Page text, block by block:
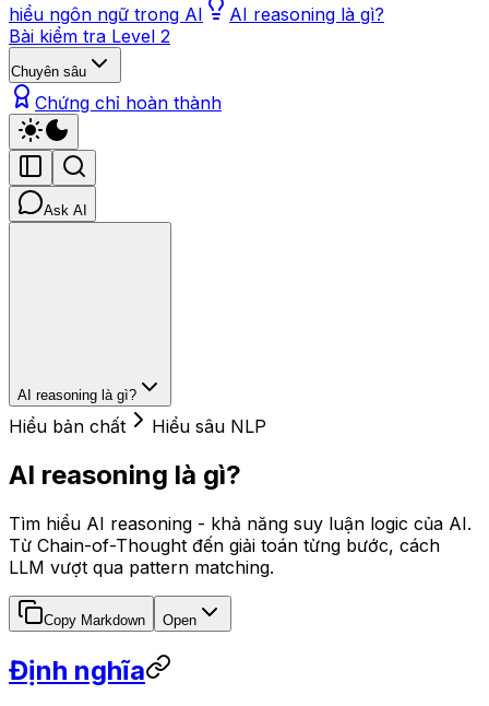
hiểu ngôn ngữ trong AI
AI reasoning là gì?
Bài kiểm tra Level 2
Chuyên sâu
Chứng chỉ hoàn thành
Ask AI
AI reasoning là gì?
Hiểu bản chất Hiểu sâu NLP
AI reasoning là gì?
Tìm hiểu AI reasoning - khả năng suy luận logic của AI.
Từ Chain-of-Thought đến giải toán từng bước, cách
LLM vượt qua pattern matching.
Copy Markdown Open
Định nghĩa